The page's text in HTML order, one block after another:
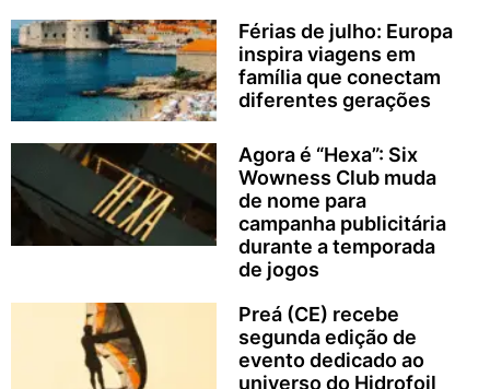
Férias de julho: Europa
inspira viagens em
família que conectam
diferentes gerações
Agora é “Hexa”: Six
Wowness Club muda
de nome para
campanha publicitária
durante a temporada
de jogos
Preá (CE) recebe
segunda edição de
evento dedicado ao
universo do Hidrofoil